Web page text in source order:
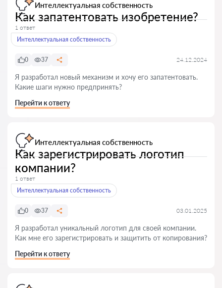
Интеллектуальная собственность
Как запатентовать изобретение?
1 ответ
Интеллектуальная собственность
0 37 24.12.2024
Я разработал новый механизм и хочу его запатентовать.
Какие шаги нужно предпринять?
Перейти к ответу
Интеллектуальная собственность
Как зарегистрировать логотип
компании?
1 ответ
Интеллектуальная собственность
0 37 03.01.2025
Я разработал уникальный логотип для своей компании.
Как мне его зарегистрировать и защитить от копирования?
Перейти к ответу